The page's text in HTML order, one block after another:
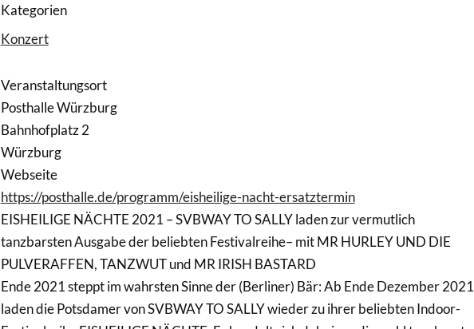
Kategorien
Konzert
Veranstaltungsort
Posthalle Würzburg
Bahnhofplatz 2
Würzburg
Webseite
https://posthalle.de/programm/eisheilige-nacht-ersatztermin
EISHEILIGE NÄCHTE 2021 – SVBWAY TO SALLY laden zur vermutlich
tanzbarsten Ausgabe der beliebten Festivalreihe– mit MR HURLEY UND DIE
PULVERAFFEN, TANZWUT und MR IRISH BASTARD
Ende 2021 steppt im wahrsten Sinne der (Berliner) Bär: Ab Ende Dezember 2021
laden die Potsdamer von SVBWAY TO SALLY wieder zu ihrer beliebten Indoor-